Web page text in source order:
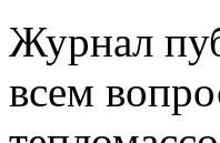
Журнал
всем